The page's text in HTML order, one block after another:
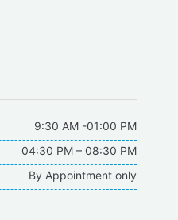
9:30 AM -01:00 PM
04:30 PM – 08:30 PM
By Appointment only